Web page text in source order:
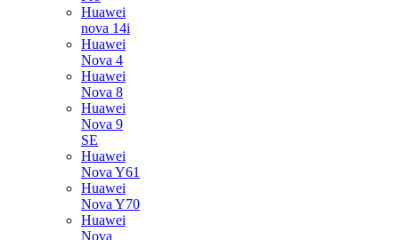
Huawei
nova 14i
Huawei
Nova 4
Huawei
Nova 8
Huawei
Nova 9
SE
Huawei
Nova Y61
Huawei
Nova Y70
Huawei
Nova